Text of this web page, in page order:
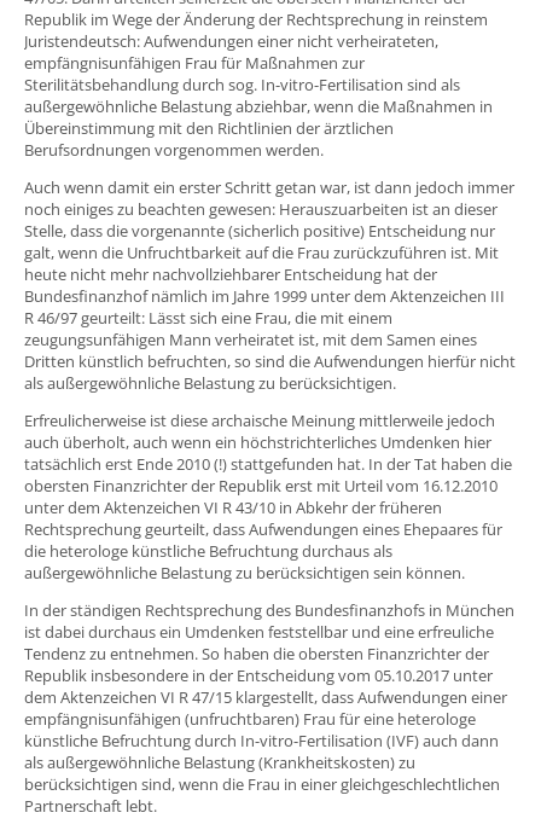
Republik im Wege der Änderung der Rechtsprechung in reinstem
Juristendeutsch: Aufwendungen einer nicht verheirateten,
empfängnisunfähigen Frau für Maßnahmen zur
Sterilitätsbehandlung durch sog. In-vitro-Fertilisation sind als
außergewöhnliche Belastung abziehbar, wenn die Maßnahmen in
Übereinstimmung mit den Richtlinien der ärztlichen
Berufsordnungen vorgenommen werden.
Auch wenn damit ein erster Schritt getan war, ist dann jedoch immer
noch einiges zu beachten gewesen: Herauszuarbeiten ist an dieser
Stelle, dass die vorgenannte (sicherlich positive) Entscheidung nur
galt, wenn die Unfruchtbarkeit auf die Frau zurückzuführen ist. Mit
heute nicht mehr nachvollziehbarer Entscheidung hat der
Bundesfinanzhof nämlich im Jahre 1999 unter dem Aktenzeichen III
R 46/97 geurteilt: Lässt sich eine Frau, die mit einem
zeugungsunfähigen Mann verheiratet ist, mit dem Samen eines
Dritten künstlich befruchten, so sind die Aufwendungen hierfür nicht
als außergewöhnliche Belastung zu berücksichtigen.
Erfreulicherweise ist diese archaische Meinung mittlerweile jedoch
auch überholt, auch wenn ein höchstrichterliches Umdenken hier
tatsächlich erst Ende 2010 (!) stattgefunden hat. In der Tat haben die
obersten Finanzrichter der Republik erst mit Urteil vom 16.12.2010
unter dem Aktenzeichen VI R 43/10 in Abkehr der früheren
Rechtsprechung geurteilt, dass Aufwendungen eines Ehepaares für
die heterologe künstliche Befruchtung durchaus als
außergewöhnliche Belastung zu berücksichtigen sein können.
In der ständigen Rechtsprechung des Bundesfinanzhofs in München
ist dabei durchaus ein Umdenken feststellbar und eine erfreuliche
Tendenz zu entnehmen. So haben die obersten Finanzrichter der
Republik insbesondere in der Entscheidung vom 05.10.2017 unter
dem Aktenzeichen VI R 47/15 klargestellt, dass Aufwendungen einer
empfängnisunfähigen (unfruchtbaren) Frau für eine heterologe
künstliche Befruchtung durch In-vitro-Fertilisation (IVF) auch dann
als außergewöhnliche Belastung (Krankheitskosten) zu
berücksichtigen sind, wenn die Frau in einer gleichgeschlechtlichen
Partnerschaft lebt.